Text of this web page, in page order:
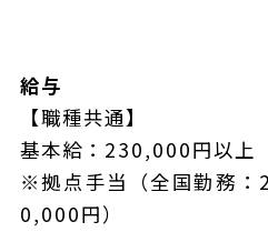
給与
【職種共通】
基本給：230,000
※拠点手当（全国勤務
0,000円）